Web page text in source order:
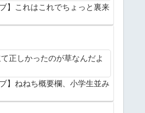
】これはこれでちょっと裏来
正しかったのが草なんだよ
】ねねち概要欄、小学生並み